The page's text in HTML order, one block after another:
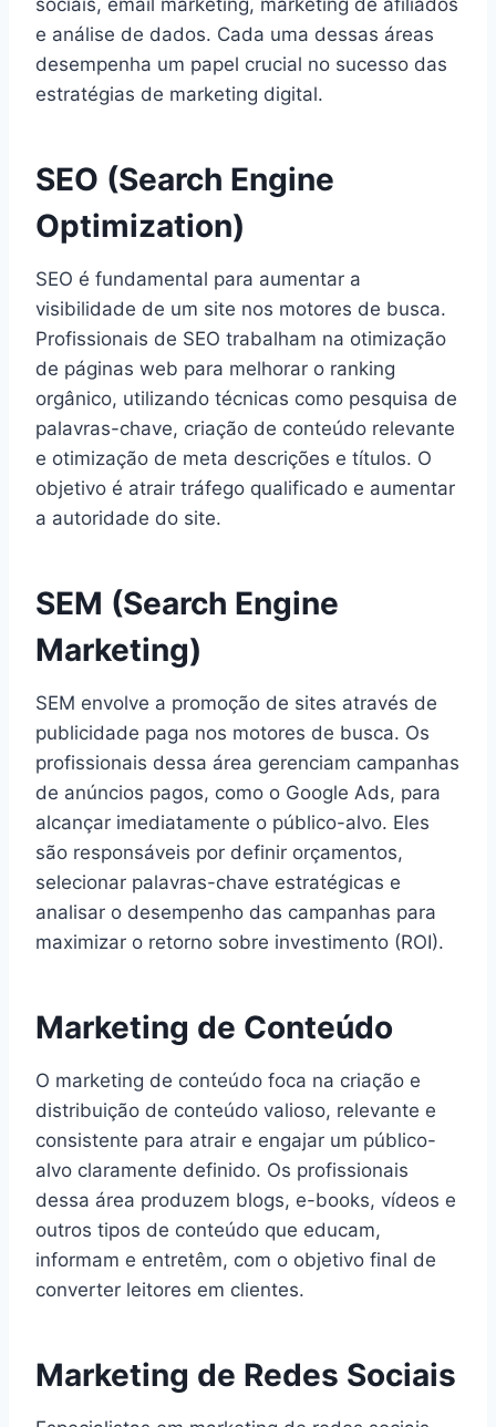
e análise de dados. Cada uma dessas áreas
desempenha um papel crucial no sucesso das
estratégias de marketing digital.
SEO (Search Engine
Optimization)
SEO é fundamental para aumentar a
visibilidade de um site nos motores de busca.
Profissionais de SEO trabalham na otimização
de páginas web para melhorar o ranking
orgânico, utilizando técnicas como pesquisa de
palavras-chave, criação de conteúdo relevante
e otimização de meta descrições e títulos. O
objetivo é atrair tráfego qualificado e aumentar
a autoridade do site.
SEM (Search Engine
Marketing)
SEM envolve a promoção de sites através de
publicidade paga nos motores de busca. Os
profissionais dessa área gerenciam campanhas
de anúncios pagos, como o Google Ads, para
alcançar imediatamente o público-alvo. Eles
são responsáveis por definir orçamentos,
selecionar palavras-chave estratégicas e
analisar o desempenho das campanhas para
maximizar o retorno sobre investimento (ROI).
Marketing de Conteúdo
O marketing de conteúdo foca na criação e
distribuição de conteúdo valioso, relevante e
consistente para atrair e engajar um público-
alvo claramente definido. Os profissionais
dessa área produzem blogs, e-books, vídeos e
outros tipos de conteúdo que educam,
informam e entretêm, com o objetivo final de
converter leitores em clientes.
Marketing de Redes Sociais